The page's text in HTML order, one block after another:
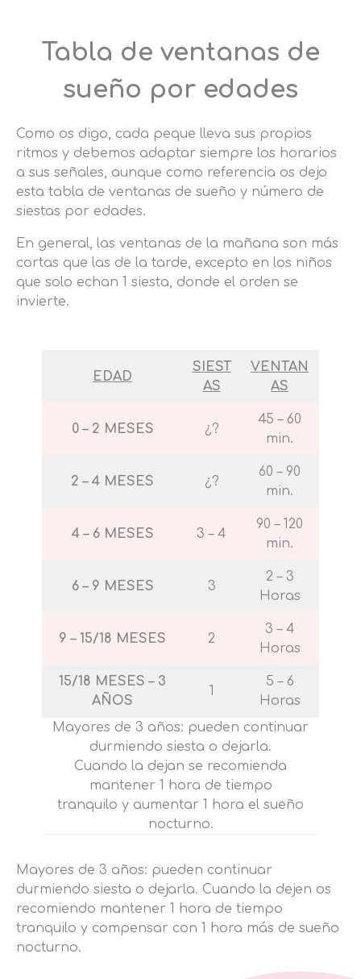
Tabla de ventanas de
sueño por edades
Como os digo, cada peque lleva sus propios
ritmos y debemos adaptar siempre los horarios
a sus señales, aunque como referencia os dejo
esta tabla de ventanas de sueño y número de
siestas por edades.
En general, las ventanas de la mañana son más
cortas que las de la tarde, excepto en los niños
que solo echan 1 siesta, donde el orden se
invierte.
EDAD
SIEST
AS
VENTAN
AS
0 – 2 MESES ¿?
45 – 60
min.
2 – 4 MESES ¿?
60 – 90
min.
4 – 6 MESES 3 – 4
90 – 120
min.
6 – 9 MESES 3
2 – 3
Horas
9 – 15/18 MESES 2
3 – 4
Horas
15/18 MESES – 3
AÑOS
5 – 6
Horas
Mayores de 3 años: pueden continuar
durmiendo siesta o dejarla.
Cuando la dejan se recomienda
mantener 1 hora de tiempo
tranquilo y aumentar 1 hora el sueño
nocturno.
Mayores de 3 años: pueden continuar
durmiendo siesta o dejarla. Cuando la dejen os
recomiendo mantener 1 hora de tiempo
tranquilo y compensar con 1 hora más de sueño
nocturno.